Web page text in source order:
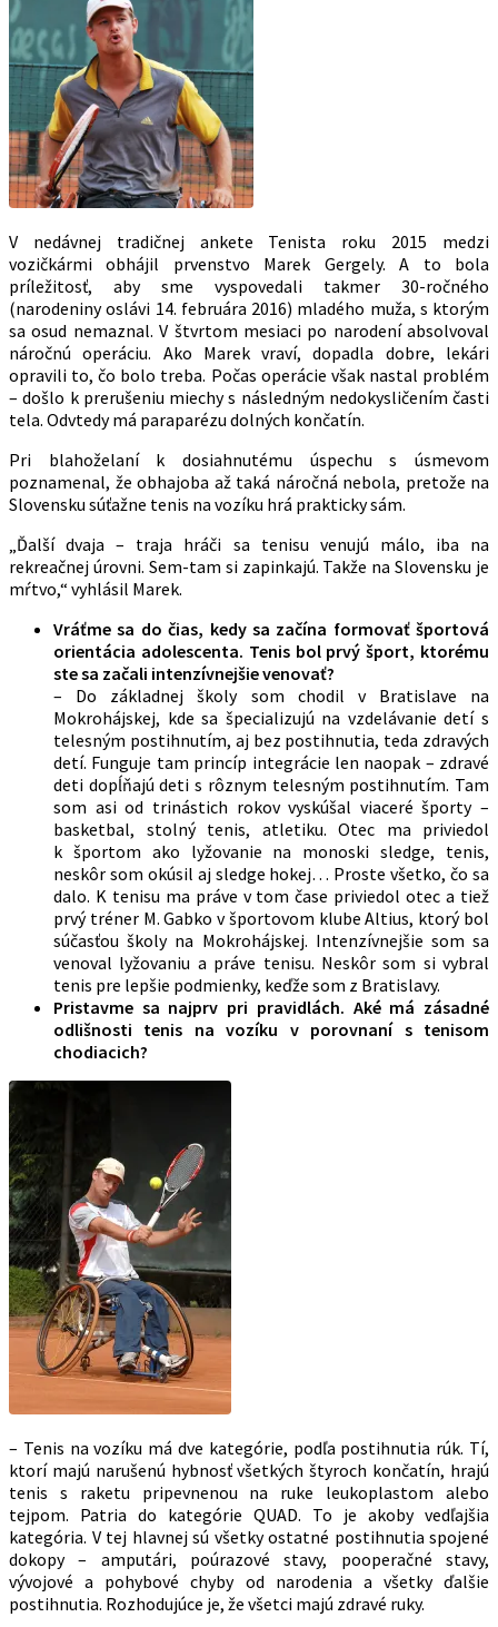
V nedávnej tradičnej ankete Tenista roku 2015 medzi
vozičkármi obhájil prvenstvo Marek Gergely. A to bola
príležitosť, aby sme vyspovedali takmer 30-ročného
(narodeniny oslávi 14. februára 2016) mladého muža, s ktorým
sa osud nemaznal. V štvrtom mesiaci po narodení absolvoval
náročnú operáciu. Ako Marek vraví, dopadla dobre, lekári
opravili to, čo bolo treba. Počas operácie však nastal problém
– došlo k prerušeniu miechy s následným nedokysličením časti
tela. Odvtedy má paraparézu dolných končatín.
Pri blahoželaní k dosiahnutému úspechu s úsmevom
poznamenal, že obhajoba až taká náročná nebola, pretože na
Slovensku súťažne tenis na vozíku hrá prakticky sám.
„Ďalší dvaja – traja hráči sa tenisu venujú málo, iba na
rekreačnej úrovni. Sem-tam si zapinkajú. Takže na Slovensku je
mŕtvo,“ vyhlásil Marek.
Vráťme sa do čias, kedy sa začína formovať športová
orientácia adolescenta. Tenis bol prvý šport, ktorému
ste sa začali intenzívnejšie venovať?
– Do základnej školy som chodil v Bratislave na
Mokrohájskej, kde sa špecializujú na vzdelávanie detí s
telesným postihnutím, aj bez postihnutia, teda zdravých
detí. Funguje tam princíp integrácie len naopak – zdravé
deti dopĺňajú deti s rôznym telesným postihnutím. Tam
som asi od trinástich rokov vyskúšal viaceré športy –
basketbal, stolný tenis, atletiku. Otec ma priviedol
k športom ako lyžovanie na monoski sledge, tenis,
neskôr som okúsil aj sledge hokej… Proste všetko, čo sa
dalo. K tenisu ma práve v tom čase priviedol otec a tiež
prvý tréner M. Gabko v športovom klube Altius, ktorý bol
súčasťou školy na Mokrohájskej. Intenzívnejšie som sa
venoval lyžovaniu a práve tenisu. Neskôr som si vybral
tenis pre lepšie podmienky, keďže som z Bratislavy.
Pristavme sa najprv pri pravidlách. Aké má zásadné
odlišnosti tenis na vozíku v porovnaní s tenisom
chodiacich?
– Tenis na vozíku má dve kategórie, podľa postihnutia rúk. Tí,
ktorí majú narušenú hybnosť všetkých štyroch končatín, hrajú
tenis s raketu pripevnenou na ruke leukoplastom alebo
tejpom. Patria do kategórie QUAD. To je akoby vedľajšia
kategória. V tej hlavnej sú všetky ostatné postihnutia spojené
dokopy – amputári, poúrazové stavy, pooperačné stavy,
vývojové a pohybové chyby od narodenia a všetky ďalšie
postihnutia. Rozhodujúce je, že všetci majú zdravé ruky.